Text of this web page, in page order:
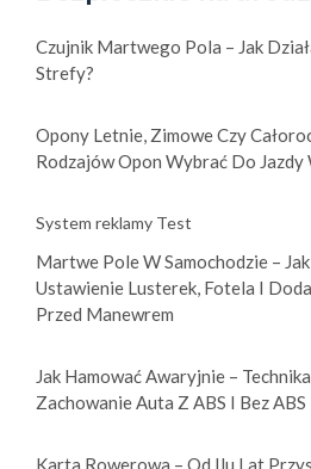
Czujnik Martwego Pola – Jak
Strefy?
Opony Letnie, Zimowe Czy
Rodzajów Opon Wybrać Do Jazdy
System reklamy Test
Martwe Pole W Samochodzie –
Ustawienie Lusterek, Fotela I
Przed Manewrem
Jak Hamować Awaryjnie –
Zachowanie Auta Z ABS I Bez ABS
Karta Rowerowa – Od Ilu Lat